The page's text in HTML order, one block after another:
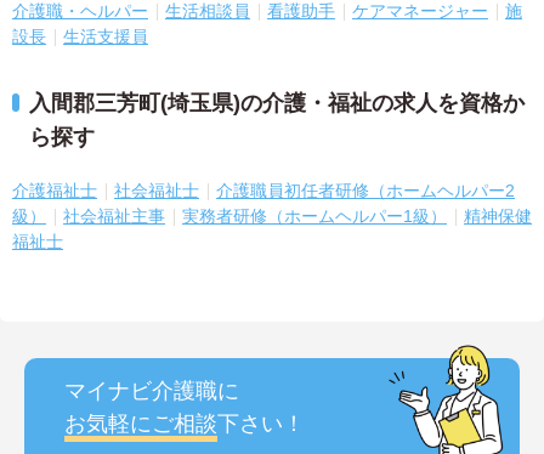
介護職・ヘルパー 生活相談員 看護助手 ケアマネージャー
施
設長
生活支援員
入間郡三芳町(埼玉県)の介護・福祉の求人を資格か
ら探す
介護福祉士 社会福祉士
介護職員初任者研修（ホームヘルパー2
級）
社会福祉主事 実務者研修（ホームヘルパー1級）
精神保健
福祉士
マイナビ介護職に
お気軽にご相談下さい！